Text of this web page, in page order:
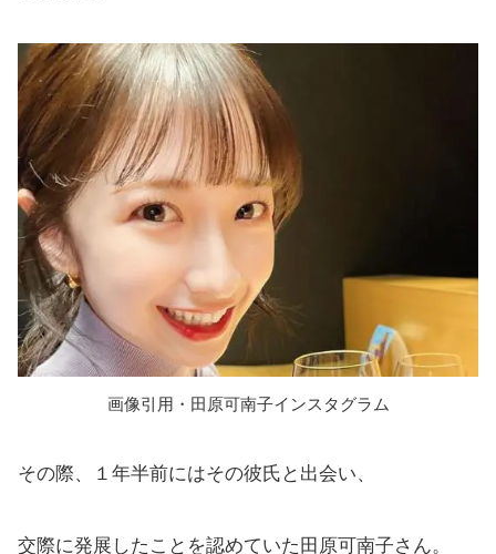
画像引用・田原可南子インスタグラム
その際、１年半前にはその彼氏と出会い、
交際に発展したことを認めていた田原可南子さん。